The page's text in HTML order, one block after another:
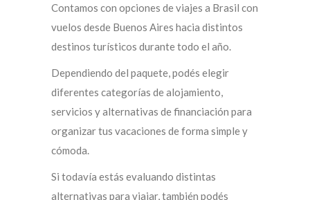
Contamos con opciones de viajes a Brasil con
vuelos desde Buenos Aires hacia distintos
destinos turísticos durante todo el año.
Dependiendo del paquete, podés elegir
diferentes categorías de alojamiento,
servicios y alternativas de financiación para
organizar tus vacaciones de forma simple y
cómoda.
Si todavía estás evaluando distintas
alternativas para viajar, también podés